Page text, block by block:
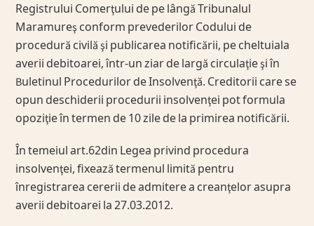
Registrului Comerţului de pe lângă Tribunalul
Maramureş conform prevederilor Codului de
procedură civilă şi publicarea notificării, pe cheltuiala
averii debitoarei, într-un ziar de largă circulaţie şi în
Buletinul Procedurilor de Insolvenţă. Creditorii care se
opun deschiderii procedurii insolvenţei pot formula
opoziţie în termen de 10 zile de la primirea notificării.
În temeiul art.62din Legea privind procedura
insolvenţei, fixează termenul limită pentru
înregistrarea cererii de admitere a creanţelor asupra
averii debitoarei la 27.03.2012.